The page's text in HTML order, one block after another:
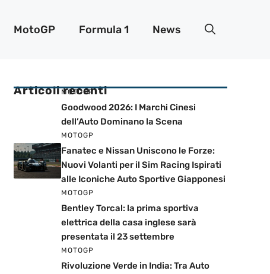
MotoGP Formula 1 News
Articoli recenti
MOTOGP
Goodwood 2026: I Marchi Cinesi
dell’Auto Dominano la Scena
MOTOGP
Fanatec e Nissan Uniscono le Forze:
Nuovi Volanti per il Sim Racing Ispirati
alle Iconiche Auto Sportive Giapponesi
MOTOGP
Bentley Torcal: la prima sportiva
elettrica della casa inglese sarà
presentata il 23 settembre
MOTOGP
Rivoluzione Verde in India: Tra Auto